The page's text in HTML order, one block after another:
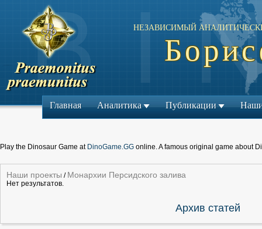
НЕЗАВИСИМЫЙ
Главная Аналитика Публикации
Play the Dinosaur Game at DinoGame.GG online. A famous original game about
Наши проекты / Монархии Персидского залива
Нет результатов.
Архив статей